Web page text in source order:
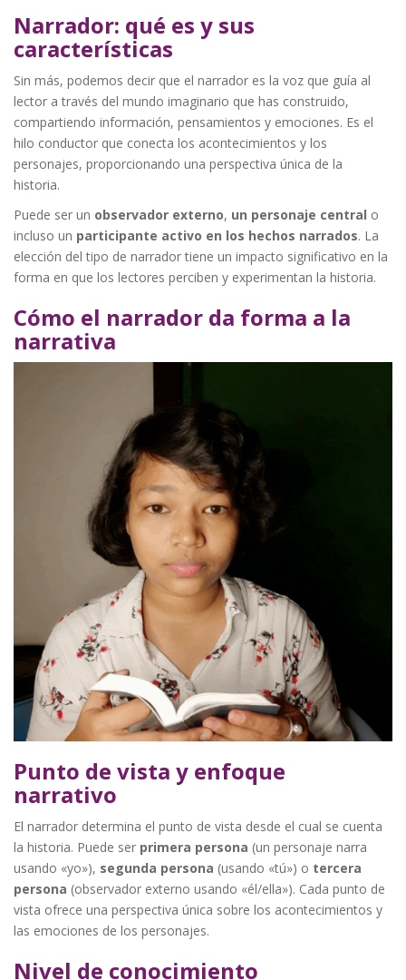
Narrador: qué es y sus
características
Sin más, podemos decir que el narrador es la voz que guía al
lector a través del mundo imaginario que has construido,
compartiendo información, pensamientos y emociones. Es el
hilo conductor que conecta los acontecimientos y los
personajes, proporcionando una perspectiva única de la
historia.
Puede ser un observador externo, un personaje central o
incluso un participante activo en los hechos narrados. La
elección del tipo de narrador tiene un impacto significativo en la
forma en que los lectores perciben y experimentan la historia.
Cómo el narrador da forma a la
narrativa
Punto de vista y enfoque
narrativo
El narrador determina el punto de vista desde el cual se cuenta
la historia. Puede ser primera persona (un personaje narra
usando «yo»), segunda persona (usando «tú») o tercera
persona (observador externo usando «él/ella»). Cada punto de
vista ofrece una perspectiva única sobre los acontecimientos y
las emociones de los personajes.
Nivel de conocimiento